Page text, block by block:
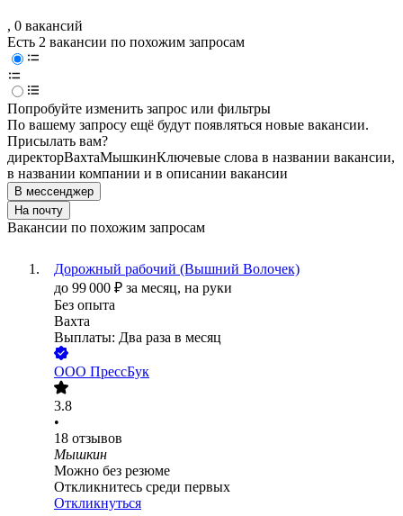
, 0 вакансий
Есть 2 вакансии по похожим запросам
Попробуйте изменить запрос или фильтры
По вашему запросу ещё будут появляться новые вакансии.
Присылать вам?
директорВахтаМышкинКлючевые слова в названии вакансии,
в названии компании и в описании вакансии
В мессенджер
На почту
Вакансии по похожим запросам
Дорожный рабочий (Вышний Волочек)
до 99 000 ₽ за месяц, на руки
Без опыта
Вахта
Выплаты: Два раза в месяц
ООО ПрессБук
3.8
•
18 отзывов
Мышкин
Можно без резюме
Откликнитесь среди первых
Откликнуться